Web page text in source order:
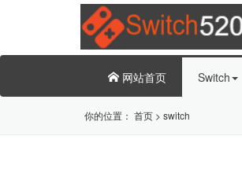
网站首页 Switch
你的位置： 首页 > switch